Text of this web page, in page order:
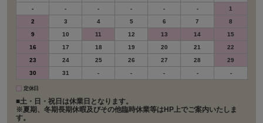
-
- - - - -
1
2
3 4 5 6 7
8
9
10 11 12 13 14
15
16
17 18 19 20 21
22
23
24 25 26 27 28
29
30
31 - - - - -
定休日
■土・日・祝日は休業日となります。
※夏期、冬期長期休暇及びその他臨時休業等はHP上でご案内いたしま
す。